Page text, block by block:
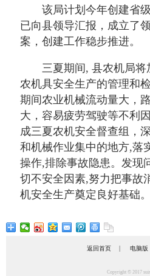
该局计划今年创建省
已向县领导汇报，成立了
案，创建工作稳步推进。
三夏期间, 县农机局
农机具安全生产的管理和
期间农业机械流动量大，
大，容易疲劳驾驶等不利
成三夏农机安全督查组，
和机械作业集中的地方,落
操作,排除事故隐患。发现
切不安全因素,努力把事故
机安全生产奠定良好基础。
返回首页 | 电脑版
Copyright © 2017